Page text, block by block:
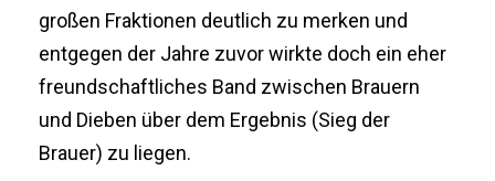
großen Fraktionen deutlich zu merken und
entgegen der Jahre zuvor wirkte doch ein eher
freundschaftliches Band zwischen Brauern
und Dieben über dem Ergebnis (Sieg der
Brauer) zu liegen.